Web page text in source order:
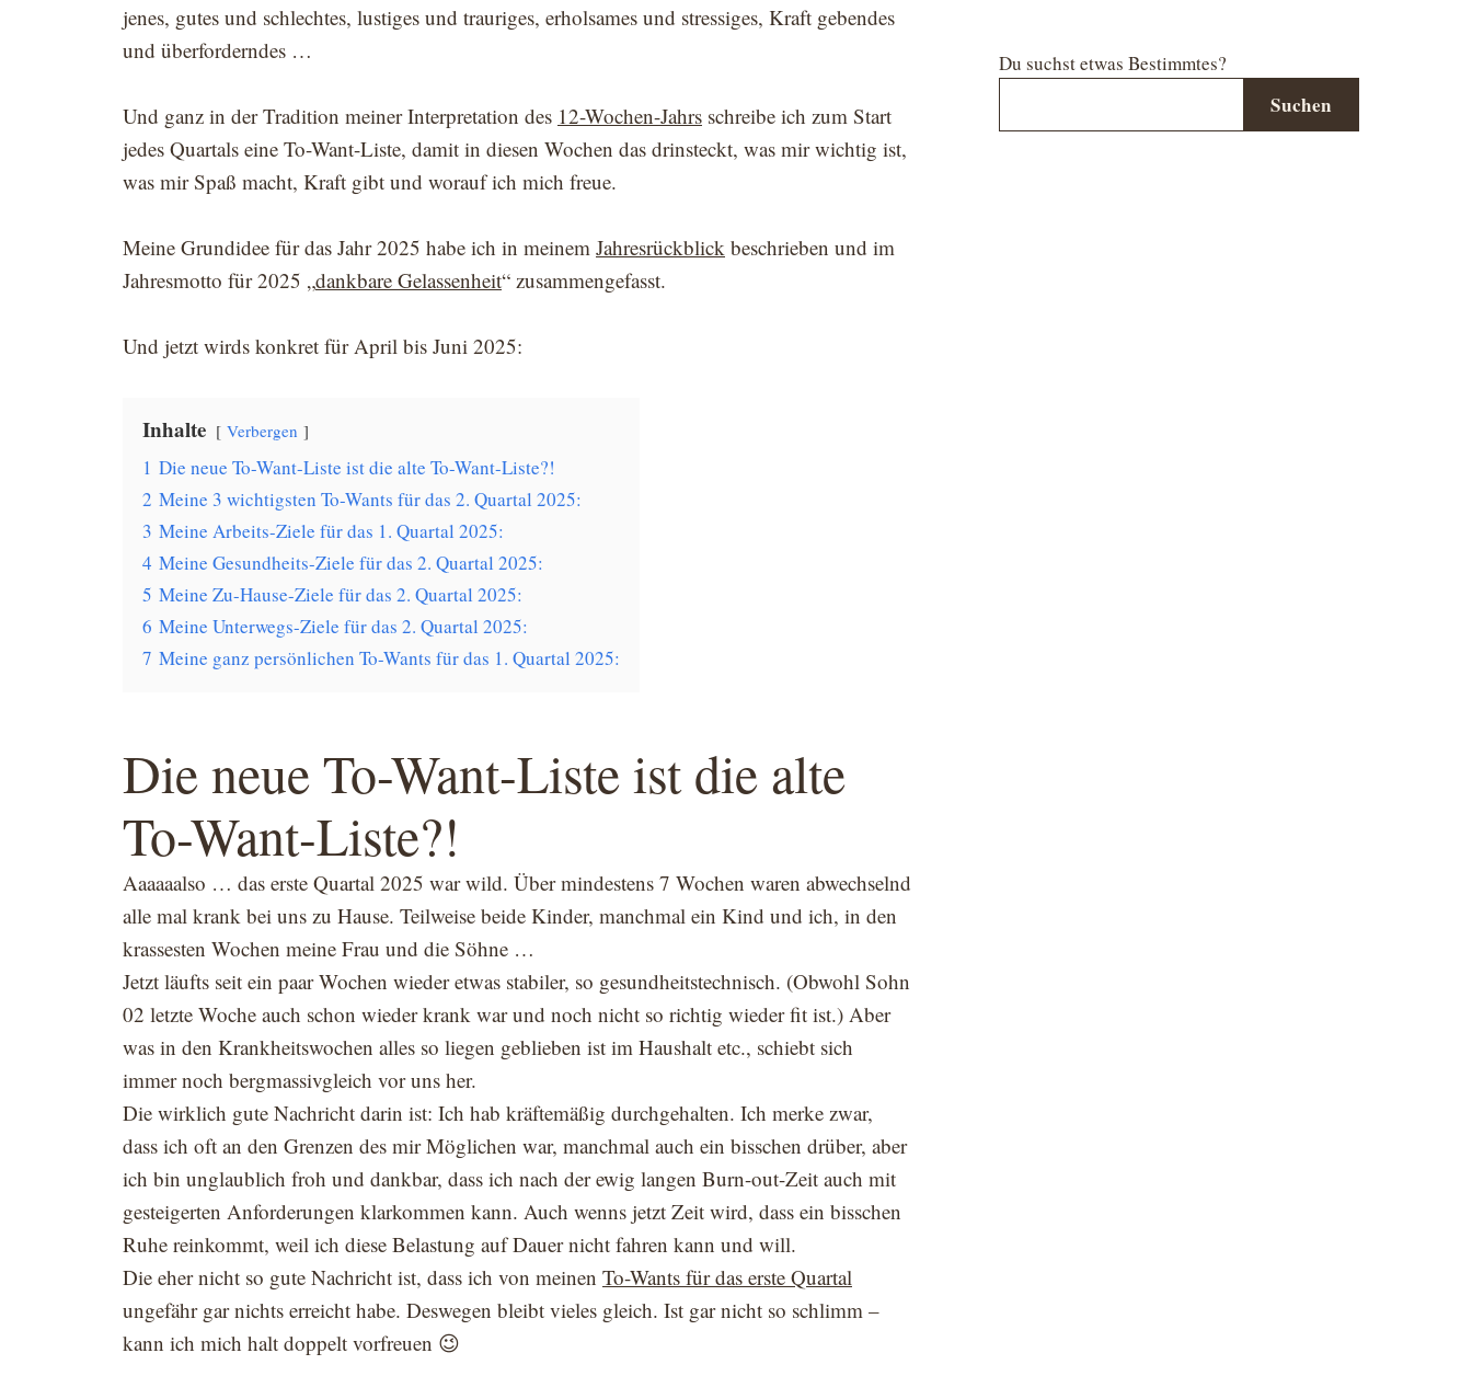
jenes, gutes und schlechtes, lustiges und trauriges, erholsames und stressiges, Kraft gebendes
und überforderndes …
Und ganz in der Tradition meiner Interpretation des 12-Wochen-Jahrs schreibe ich zum Start
jedes Quartals eine To-Want-Liste, damit in diesen Wochen das drinsteckt, was mir wichtig ist,
was mir Spaß macht, Kraft gibt und worauf ich mich freue.
Meine Grundidee für das Jahr 2025 habe ich in meinem Jahresrückblick beschrieben und im
Jahresmotto für 2025 „dankbare Gelassenheit“ zusammengefasst.
Und jetzt wirds konkret für April bis Juni 2025:
Inhalte Verbergen
1 Die neue To-Want-Liste ist die alte To-Want-Liste?!
2 Meine 3 wichtigsten To-Wants für das 2. Quartal 2025:
3 Meine Arbeits-Ziele für das 1. Quartal 2025:
4 Meine Gesundheits-Ziele für das 2. Quartal 2025:
5 Meine Zu-Hause-Ziele für das 2. Quartal 2025:
6 Meine Unterwegs-Ziele für das 2. Quartal 2025:
7 Meine ganz persönlichen To-Wants für das 1. Quartal 2025:
Die neue To-Want-Liste ist die alte
To-Want-Liste?!
Aaaaaalso … das erste Quartal 2025 war wild. Über mindestens 7 Wochen waren abwechselnd
alle mal krank bei uns zu Hause. Teilweise beide Kinder, manchmal ein Kind und ich, in den
krassesten Wochen meine Frau und die Söhne …
Jetzt läufts seit ein paar Wochen wieder etwas stabiler, so gesundheitstechnisch. (Obwohl Sohn
02 letzte Woche auch schon wieder krank war und noch nicht so richtig wieder fit ist.) Aber
was in den Krankheitswochen alles so liegen geblieben ist im Haushalt etc., schiebt sich
immer noch bergmassivgleich vor uns her.
Die wirklich gute Nachricht darin ist: Ich hab kräftemäßig durchgehalten. Ich merke zwar,
dass ich oft an den Grenzen des mir Möglichen war, manchmal auch ein bisschen drüber, aber
ich bin unglaublich froh und dankbar, dass ich nach der ewig langen Burn-out-Zeit auch mit
gesteigerten Anforderungen klarkommen kann. Auch wenns jetzt Zeit wird, dass ein bisschen
Ruhe reinkommt, weil ich diese Belastung auf Dauer nicht fahren kann und will.
Die eher nicht so gute Nachricht ist, dass ich von meinen To-Wants für das erste Quartal
ungefähr gar nichts erreicht habe. Deswegen bleibt vieles gleich. Ist gar nicht so schlimm –
kann ich mich halt doppelt vorfreuen 😉
Du suchst etwas Bestimmtes?
Suchen